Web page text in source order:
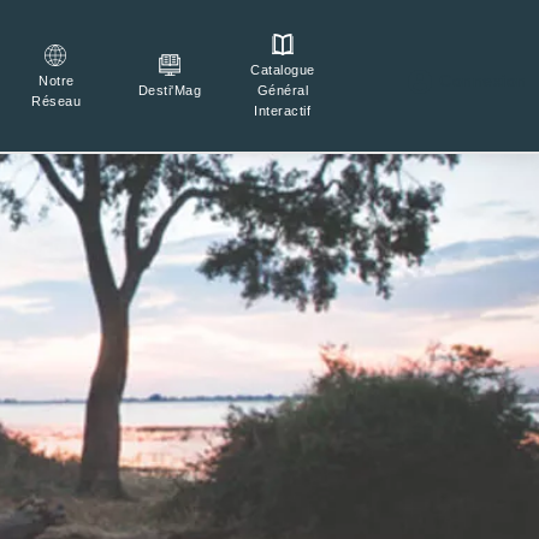
Notre
Réseau
Desti'Mag
Catalogue
Général
Interactif